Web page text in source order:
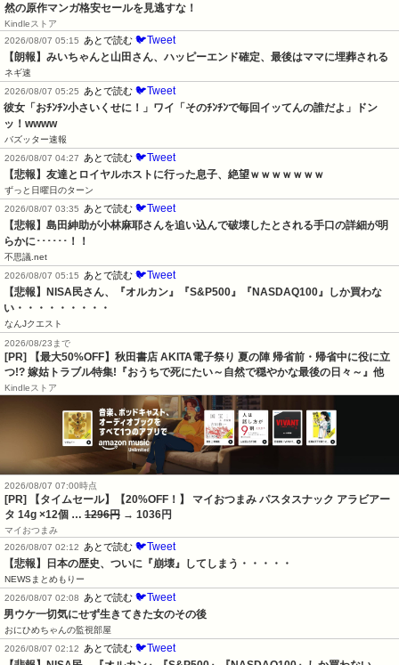
然の原作マンガ格安セールを見逃すな！
Kindleストア
2026/08/07 05:15
あとで読む 🐦Tweet
【朗報】みいちゃんと山田さん、ハッピーエンド確定、最後はママに埋葬される
ネギ速
2026/08/07 05:25
あとで読む 🐦Tweet
彼女「おﾁﾝﾁﾝ小さいくせに！」ワイ「そのﾁﾝﾁﾝで毎回イッてんの誰だよ」ドン
ッ！wwww
バズッター速報
2026/08/07 04:27
あとで読む 🐦Tweet
【悲報】友達とロイヤルホストに行った息子、絶望ｗｗｗｗｗｗｗ
ずっと日曜日のターン
2026/08/07 03:35
あとで読む 🐦Tweet
【悲報】島田紳助が小林麻耶さんを追い込んで破壊したとされる手口の詳細が明
らかに･･････！！
不思議.net
2026/08/07 05:15
あとで読む 🐦Tweet
【悲報】NISA民さん、『オルカン』『S&P500』『NASDAQ100』しか買わな
い・・・・・・・・・
なんJクエスト
2026/08/23まで
[PR] 【最大50%OFF】秋田書店 AKITA電子祭り 夏の陣 帰省前・帰省中に役に立
つ!? 嫁姑トラブル特集!『おうちで死にたい～自然で穏やかな最後の日々～』他
Kindleストア
2026/08/07 07:00時点
[PR] 【タイムセール】【20%OFF！】 マイおつまみ パスタスナック アラビアー
タ 14g ×12個 … 1296円 → 1036円
マイおつまみ
2026/08/07 02:12
あとで読む 🐦Tweet
【悲報】日本の歴史、ついに『崩壊』してしまう・・・・・
NEWSまとめもりー
2026/08/07 02:08
あとで読む 🐦Tweet
男ウケ一切気にせず生きてきた女のその後
おにひめちゃんの監視部屋
2026/08/07 02:12
あとで読む 🐦Tweet